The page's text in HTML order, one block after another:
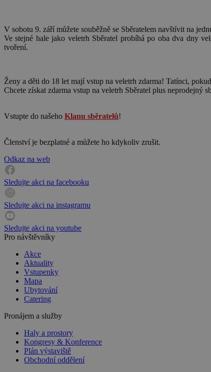
V sobotu 9. září můžete souběžně se Sběratelem navštívit na
Ve stejné hale jako veletrh Sběratel probíhá po oba dva dny
tvoření.
Ženy a děti do 18 let mají vstup na veletrh zdarma! Tatínci,
Chcete získat zdarma vstup na veletrh Sběratel plus neprodejný
Vstupte do našeho Klanu sběratelů!
Členství je bezplatné a můžete ho kdykoliv zrušit.
Odkaz na web
Sledujte akci na facebooku
Sledujte akci na instagramu
Sledujte akci na youtube
Pro návštěvníky
Akce
Aktuality
Vstupenky
Mapa
Ubytování
Catering
Pronájem a služby
Haly a prostory
Kongresy & Konference
Plán výstaviště
Obchodní oddělení